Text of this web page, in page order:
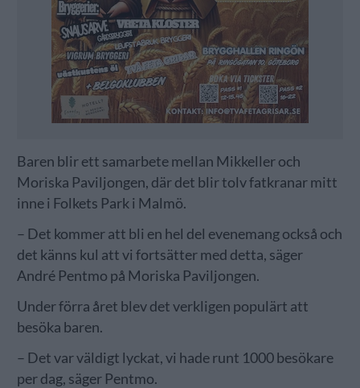
Baren blir ett samarbete mellan Mikkeller och
Moriska Paviljongen, där det blir tolv fatkranar mitt
inne i Folkets Park i Malmö.
– Det kommer att bli en hel del evenemang också och
det känns kul att vi fortsätter med detta, säger
André Pentmo på Moriska Paviljongen.
Under förra året blev det verkligen populärt att
besöka baren.
– Det var väldigt lyckat, vi hade runt 1000 besökare
per dag, säger Pentmo.